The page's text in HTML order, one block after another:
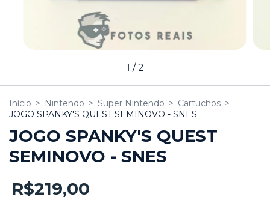
1 /2
Início > Nintendo > Super Nintendo > Cartuchos >
JOGO SPANKY'S QUEST SEMINOVO - SNES
JOGO SPANKY'S QUEST
SEMINOVO - SNES
R$219,00